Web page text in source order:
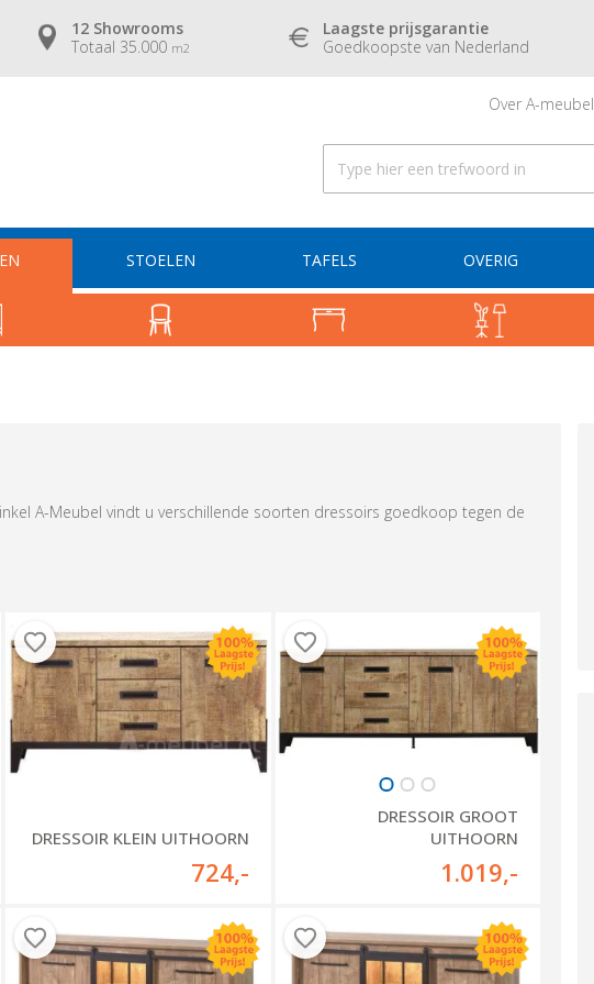
12 Showrooms
Totaal 35.000 m2
Laagste prijsgarantie
Goedkoopste van Nederland
Over A-meubel
STOELEN TAFELS OVERIG
A-Meubel vindt u verschillende soorten dressoirs goedkoop tegen de
DRESSOIR KLEIN UITHOORN
724,-
DRESSOIR GROOT
UITHOORN
1.019,-